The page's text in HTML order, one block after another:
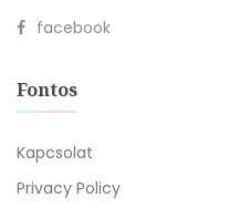
facebook
Fontos
Kapcsolat
Privacy Policy